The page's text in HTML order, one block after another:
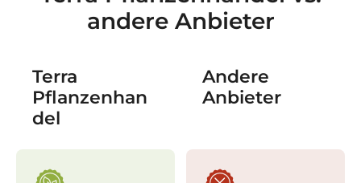
andere Anbieter
Terra
Pflanzenhan
del
Andere
Anbieter